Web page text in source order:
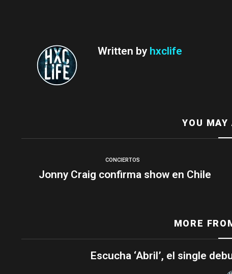
Written by hxclife
YOU MAY
CONCIERTOS
Jonny Craig confirma show en Chile
MORE
Escucha ‘Abril’, el single